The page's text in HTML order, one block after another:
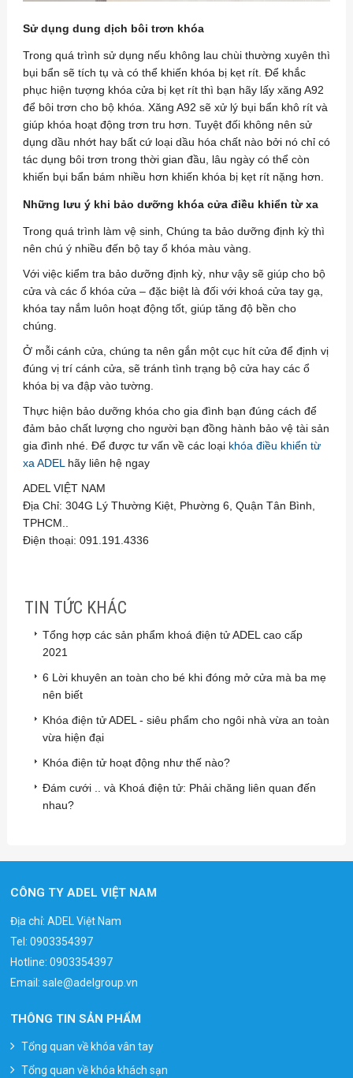
Sử dụng dung dịch bôi trơn khóa
Trong quá trình sử dụng nếu không lau chùi thường xuyên thì
bụi bẩn sẽ tích tụ và có thể khiến khóa bị kẹt rít. Để khắc
phục hiện tượng khóa cửa bị kẹt rít thì bạn hãy lấy xăng A92
để bôi trơn cho bộ khóa. Xăng A92 sẽ xử lý bụi bẩn khô rít và
giúp khóa hoạt động trơn tru hơn. Tuyệt đối không nên sử
dụng dầu nhớt hay bất cứ loại dầu hóa chất nào bởi nó chỉ có
tác dụng bôi trơn trong thời gian đầu, lâu ngày có thể còn
khiến bụi bẩn bám nhiều hơn khiến khóa bị kẹt rít nặng hơn.
Những lưu ý khi bảo dưỡng khóa cửa điều khiển từ xa
Trong quá trình làm vệ sinh, Chúng ta bảo dưỡng định kỳ thì
nên chú ý nhiều đến bộ tay ổ khóa màu vàng.
Với việc kiểm tra bảo dưỡng định kỳ, như vậy sẽ giúp cho bộ
cửa và các ổ khóa cửa – đặc biệt là đối với khoá cửa tay gạ,
khóa tay nắm luôn hoạt động tốt, giúp tăng độ bền cho
chúng.
Ở mỗi cánh cửa, chúng ta nên gắn một cục hít cửa để định vị
đúng vị trí cánh cửa, sẽ tránh tình trạng bộ cửa hay các ổ
khóa bị va đập vào tường.
Thực hiện bảo dưỡng khóa cho gia đình bạn đúng cách để
đảm bảo chất lượng cho người bạn đồng hành bảo vệ tài sản
gia đình nhé. Để được tư vấn về các loại khóa điều khiển từ
xa ADEL hãy liên hệ ngay
ADEL VIỆT NAM
Địa Chỉ: 304G Lý Thường Kiệt, Phường 6, Quận Tân Bình,
TPHCM..
Điện thoại: 091.191.4336
TIN TỨC KHÁC
Tổng hợp các sản phẩm khoá điện tử ADEL cao cấp
2021
6 Lời khuyên an toàn cho bé khi đóng mở cửa mà ba mẹ
nên biết
Khóa điện tử ADEL - siêu phẩm cho ngôi nhà vừa an toàn
vừa hiện đại
Khóa điện tử hoạt động như thế nào?
Đám cưới .. và Khoá điện tử: Phải chăng liên quan đến
nhau?
CÔNG TY ADEL VIỆT NAM
Địa chỉ: ADEL Việt Nam
Tel:0903354397
Hotline:0903354397
Email:sale@adelgroup.vn
THÔNG TIN SẢN PHẨM
Tổng quan về khóa vân tay
Tổng quan về khóa khách sạn